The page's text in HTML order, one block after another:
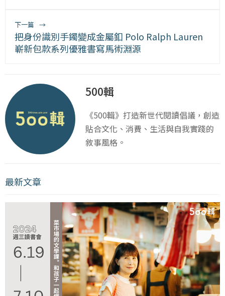
下一篇 →
把身份識別手鐲變成金屬釦 Polo Ralph Lauren
嶄新包款系列優雅書寫馬術淵源
500輯
《500輯》打造新世代閱讀倡議，創造
貼合文化、消費、生活與自我實踐的
敘事風格。
最新文章